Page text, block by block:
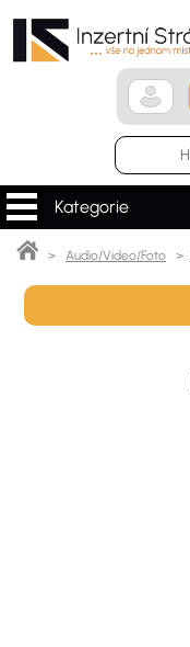
Kategorie
> Audio/Video/Foto >